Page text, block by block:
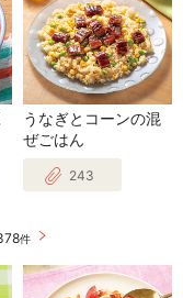
うなぎとコーンの混
ぜごはん
243
件